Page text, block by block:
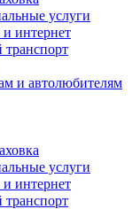
услуги
интернет
и автолюбителям
услуги
интернет